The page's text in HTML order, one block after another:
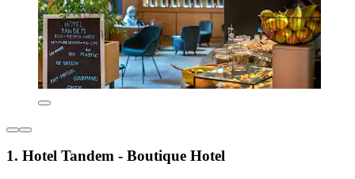
1. Hotel Tandem - Boutique Hotel